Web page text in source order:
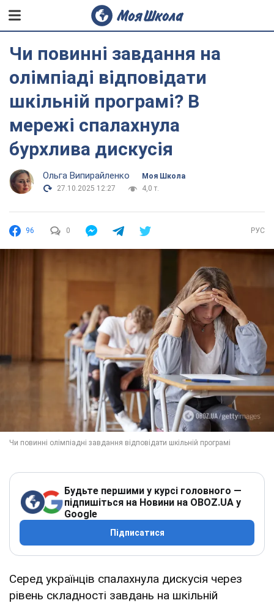
Чи повинні завдання на
олімпіаді відповідати
шкільній програмі? В
мережі спалахнула
бурхлива дискусія
Ольга Випирайленко
Моя Школа
27.10.2025 12:27
4,0 т.
96 0 РУС
Будьте першими у курсі головного —
підпишіться на Новини на OBOZ.UA у
Google
Підписатися
Серед українців спалахнула дискусія через
рівень складності завдань на шкільній